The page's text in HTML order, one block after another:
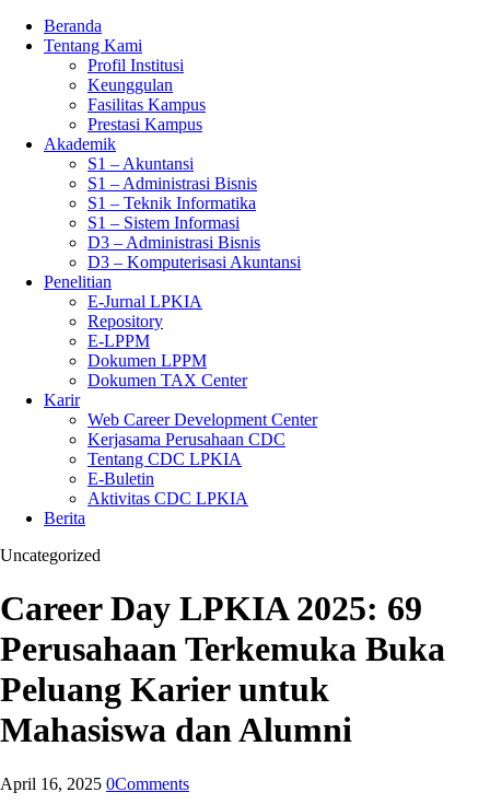
Beranda
Tentang Kami
Profil Institusi
Keunggulan
Fasilitas Kampus
Prestasi Kampus
Akademik
S1 – Akuntansi
S1 – Administrasi Bisnis
S1 – Teknik Informatika
S1 – Sistem Informasi
D3 – Administrasi Bisnis
D3 – Komputerisasi Akuntansi
Penelitian
E-Jurnal LPKIA
Repository
E-LPPM
Dokumen LPPM
Dokumen TAX Center
Karir
Web Career Development Center
Kerjasama Perusahaan CDC
Tentang CDC LPKIA
E-Buletin
Aktivitas CDC LPKIA
Berita
Uncategorized
Career Day LPKIA 2025: 69
Perusahaan Terkemuka Buka
Peluang Karier untuk
Mahasiswa dan Alumni
April 16, 2025 0Comments